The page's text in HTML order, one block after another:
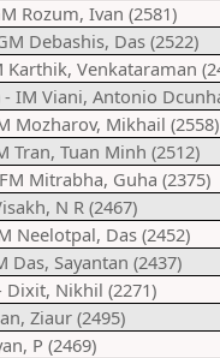
Rozum, Ivan (2581)
Debashis, Das (2522)
Karthik, Venkataraman
IM Viani, Antonio
Mozharov, Mikhail (2558)
Tran, Tuan Minh (2512)
Mitrabha, Guha (2375)
N R (2467)
Neelotpal, Das (2452)
Das, Sayantan (2437)
Dixit, Nikhil (2271)
Ziaur (2495)
P (2469)